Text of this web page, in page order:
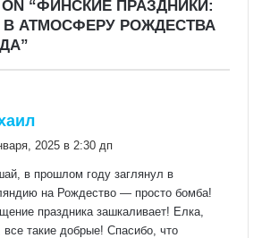
ON “ФИНСКИЕ ПРАЗДНИКИ:
АТМОСФЕРУ РОЖДЕСТВА
2025 в 2:30 дп
в прошлом году заглянул в
на Рождество — просто бомба!
праздника зашкаливает! Елка,
все такие добрые! Спасибо, что